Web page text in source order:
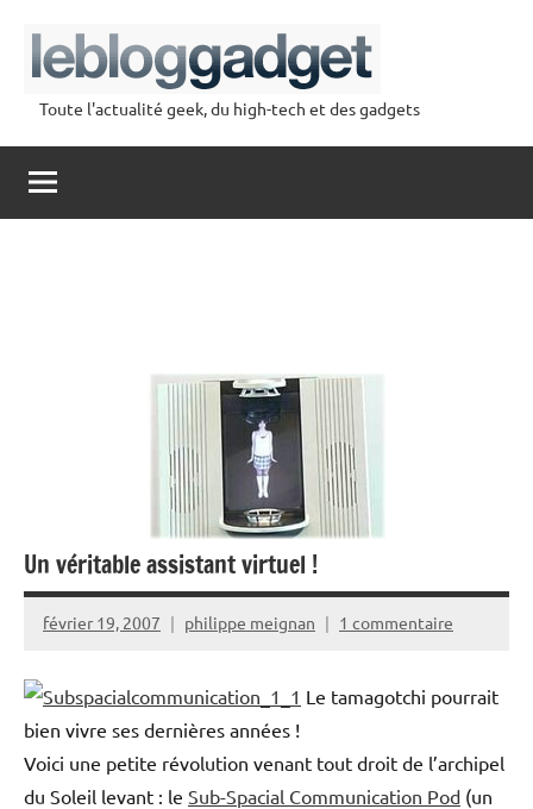
contenu
lebloggadget
Toute l'actualité geek, du high-tech et des gadgets
Un véritable assistant virtuel !
février 19, 2007 philippe meignan 1 commentaire
Le tamagotchi pourrait
bien vivre ses dernières années !
Voici une petite révolution venant tout droit de l’archipel
du Soleil levant : le Sub-Spacial Communication Pod (un